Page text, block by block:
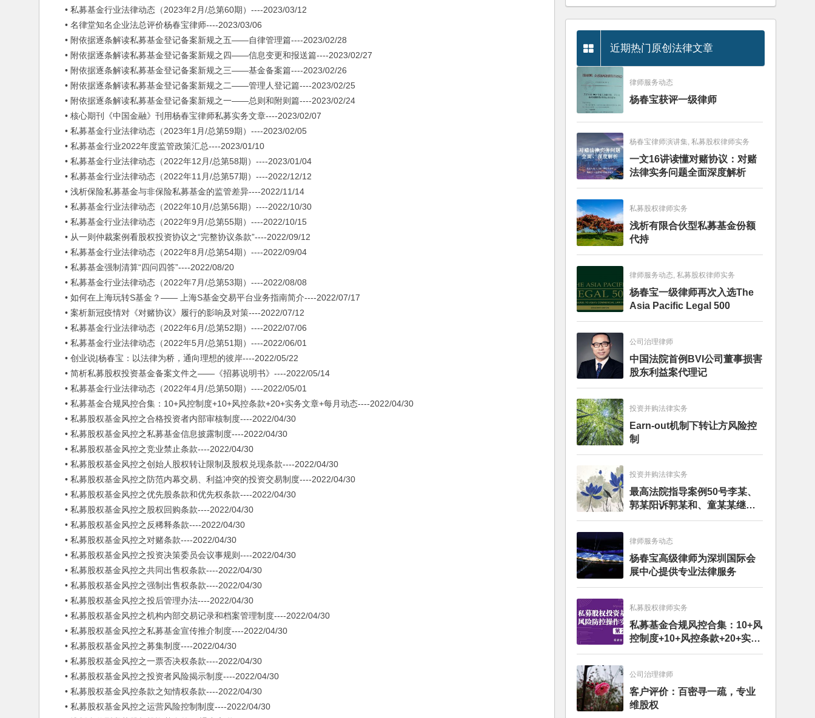
• 私募基金行业法律动态（2023年2月/总第60期）----2023/03/12
• 名律堂知名企业法总评价杨春宝律师----2023/03/06
• 附依据逐条解读私募基金登记备案新规之五——自律管理篇----2023/02/28
• 附依据逐条解读私募基金登记备案新规之四——信息变更和报送篇----2023/02/27
• 附依据逐条解读私募基金登记备案新规之三——基金备案篇----2023/02/26
• 附依据逐条解读私募基金登记备案新规之二——管理人登记篇----2023/02/25
• 附依据逐条解读私募基金登记备案新规之一——总则和附则篇----2023/02/24
• 核心期刊《中国金融》刊用杨春宝律师私募实务文章----2023/02/07
• 私募基金行业法律动态（2023年1月/总第59期）----2023/02/05
• 私募基金行业2022年度监管政策汇总----2023/01/10
• 私募基金行业法律动态（2022年12月/总第58期）----2023/01/04
• 私募基金行业法律动态（2022年11月/总第57期）----2022/12/12
• 浅析保险私募基金与非保险私募基金的监管差异----2022/11/14
• 私募基金行业法律动态（2022年10月/总第56期）----2022/10/30
• 私募基金行业法律动态（2022年9月/总第55期）----2022/10/15
• 从一则仲裁案例看股权投资协议之“完整协议条款”----2022/09/12
• 私募基金行业法律动态（2022年8月/总第54期）----2022/09/04
• 私募基金强制清算“四问四答”----2022/08/20
• 私募基金行业法律动态（2022年7月/总第53期）----2022/08/08
• 如何在上海玩转S基金？—— 上海S基金交易平台业务指南简介----2022/07/17
• 案析新冠疫情对《对赌协议》履行的影响及对策----2022/07/12
• 私募基金行业法律动态（2022年6月/总第52期）----2022/07/06
• 私募基金行业法律动态（2022年5月/总第51期）----2022/06/01
• 创业说|杨春宝：以法律为桥，通向理想的彼岸----2022/05/22
• 简析私募股权投资基金备案文件之——《招募说明书》----2022/05/14
• 私募基金行业法律动态（2022年4月/总第50期）----2022/05/01
• 私募基金合规风控合集：10+风控制度+10+风控条款+20+实务文章+每月动态----2022/04/30
• 私募股权基金风控之合格投资者内部审核制度----2022/04/30
• 私募股权基金风控之私募基金信息披露制度----2022/04/30
• 私募股权基金风控之竞业禁止条款----2022/04/30
• 私募股权基金风控之创始人股权转让限制及股权兑现条款----2022/04/30
• 私募股权基金风控之防范内幕交易、利益冲突的投资交易制度----2022/04/30
• 私募股权基金风控之优先股条款和优先权条款----2022/04/30
• 私募股权基金风控之股权回购条款----2022/04/30
• 私募股权基金风控之反稀释条款----2022/04/30
• 私募股权基金风控之对赌条款----2022/04/30
• 私募股权基金风控之投资决策委员会议事规则----2022/04/30
• 私募股权基金风控之共同出售权条款----2022/04/30
• 私募股权基金风控之强制出售权条款----2022/04/30
• 私募股权基金风控之投后管理办法----2022/04/30
• 私募股权基金风控之机构内部交易记录和档案管理制度----2022/04/30
• 私募股权基金风控之私募基金宣传推介制度----2022/04/30
• 私募股权基金风控之募集制度----2022/04/30
• 私募股权基金风控之一票否决权条款----2022/04/30
• 私募股权基金风控之投资者风险揭示制度----2022/04/30
• 私募股权基金风控条款之知情权条款----2022/04/30
• 私募股权基金风控之运营风险控制制度----2022/04/30
近期热门原创法律文章
律师服务动态
杨春宝获评一级律师
杨春宝律师演讲集, 私募股权律师实务
一文16讲读懂对赌协议：对赌
法律实务问题全面深度解析
私募股权律师实务
浅析有限合伙型私募基金份额
代持
律师服务动态, 私募股权律师实务
杨春宝一级律师再次入选The
Asia Pacific Legal 500
公司治理律师
中国法院首例BVI公司董事损害
股东利益案代理记
投资并购法律实务
Earn-out机制下转让方风险控
制
投资并购法律实务
最高法院指导案例50号李某、
郭某阳诉郭某和、童某某继承
纠纷案
律师服务动态
杨春宝高级律师为深圳国际会
展中心提供专业法律服务
私募股权律师实务
私募基金合规风控合集：10+风
控制度+10+风控条款+20+实务
文章+每月动态
公司治理律师
客户评价：百密寻一疏，专业
维股权